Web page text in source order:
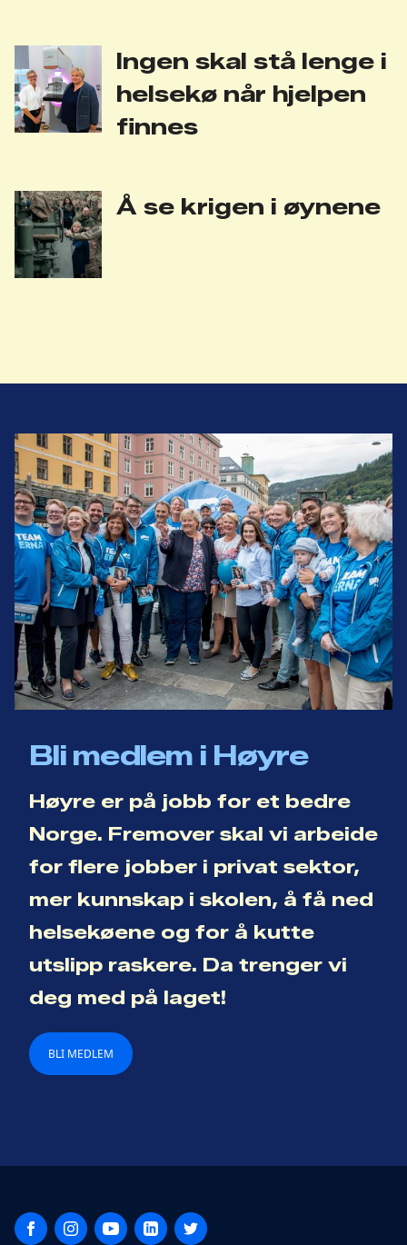
Ingen skal stå lenge i
helsekø når hjelpen
finnes
Å se krigen i øynene
Bli medlem i Høyre
Høyre er på jobb for et bedre
Norge. Fremover skal vi arbeide
for flere jobber i privat sektor,
mer kunnskap i skolen, å få ned
helsekøene og for å kutte
utslipp raskere. Da trenger vi
deg med på laget!
BLI MEDLEM
FacebookInstagramYouTubeLinkedInTwitter